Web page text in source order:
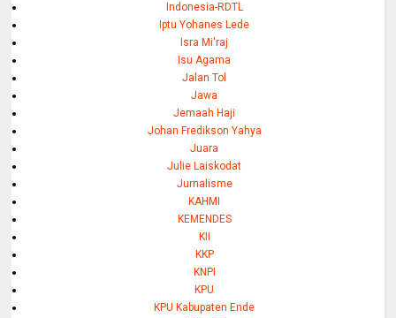
Indonesia-RDTL
Iptu Yohanes Lede
Isra Mi'raj
Isu Agama
Jalan Tol
Jawa
Jemaah Haji
Johan Fredikson Yahya
Juara
Julie Laiskodat
Jurnalisme
KAHMI
KEMENDES
KII
KKP
KNPI
KPU
KPU Kabupaten Ende